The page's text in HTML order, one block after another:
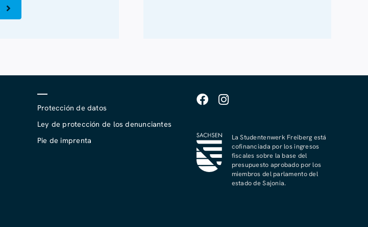
Protección de datos
Ley de protección de los denunciantes
Pie de imprenta
La Studentenwerk Freiberg está
cofinanciada por los ingresos
fiscales sobre la base del
presupuesto aprobado por los
miembros del parlamento del
estado de Sajonia.